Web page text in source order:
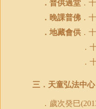
．普供過堂 ．
．晚課普佛 ．
．地藏會供 ．
．
．
三．天童弘法中
．歲次癸巳